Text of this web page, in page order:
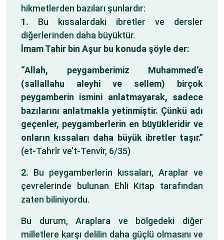
hikmetlerden bazıları şunlardır:
1. Bu kıssalardaki ibretler ve dersler
diğerlerinden daha büyüktür.
İmam Tahir bin Aşur bu konuda şöyle der:
“Allah, peygamberimiz Muhammed’e
(sallallahu aleyhi ve sellem) birçok
peygamberin ismini anlatmayarak, sadece
bazılarını anlatmakla yetinmiştir. Çünkü adı
geçenler, peygamberlerin en büyükleridir ve
onların kıssaları daha büyük ibretler taşır.”
(et-Tahrîr ve’t-Tenvîr, 6/35)
2. Bu peygamberlerin kıssaları, Araplar ve
çevrelerinde bulunan Ehli Kitap tarafından
zaten biliniyordu.
Bu durum, Araplara ve bölgedeki diğer
milletlere karşı delilin daha güçlü olmasını ve